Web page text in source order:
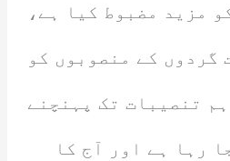
مزید مضبوط کیا ہے،
گردوں کے منصوبوں کو
تنصیبات تک پہنچنے
رہا ہے اور آج کا